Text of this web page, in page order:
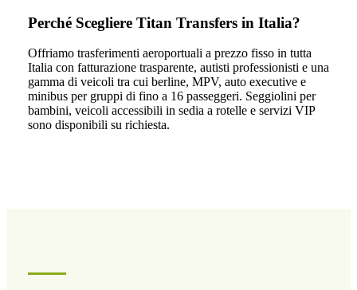
Perché Scegliere Titan Transfers in Italia?
Offriamo trasferimenti aeroportuali a prezzo fisso in tutta
Italia con fatturazione trasparente, autisti professionisti e una
gamma di veicoli tra cui berline, MPV, auto executive e
minibus per gruppi di fino a 16 passeggeri. Seggiolini per
bambini, veicoli accessibili in sedia a rotelle e servizi VIP
sono disponibili su richiesta.